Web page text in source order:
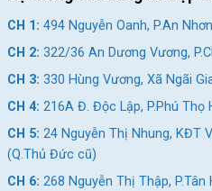
CH 1: 494 Nguyễn Oanh, P.An
CH 2: 322/36 An Dương Vương,
CH 3: 330 Hùng Vương, Xã Ngãi
CH 4: 216A Đ. Độc Lập, P.Phú Thọ
CH 5: 24 Nguyễn Thị Nhung, KĐT
(Q.Thủ Đức cũ)
CH 6: 268 Nguyễn Thị Thập, P.Tân